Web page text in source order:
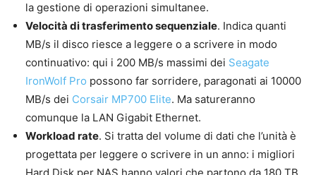
la gestione di operazioni simultanee.
Velocità di trasferimento sequenziale. Indica quanti
MB/s il disco riesce a leggere o a scrivere in modo
continuativo: qui i 200 MB/s massimi dei Seagate
IronWolf Pro possono far sorridere, paragonati ai 10000
MB/s dei Corsair MP700 Elite. Ma satureranno
comunque la LAN Gigabit Ethernet.
Workload rate. Si tratta del volume di dati che l’unità è
progettata per leggere o scrivere in un anno: i migliori